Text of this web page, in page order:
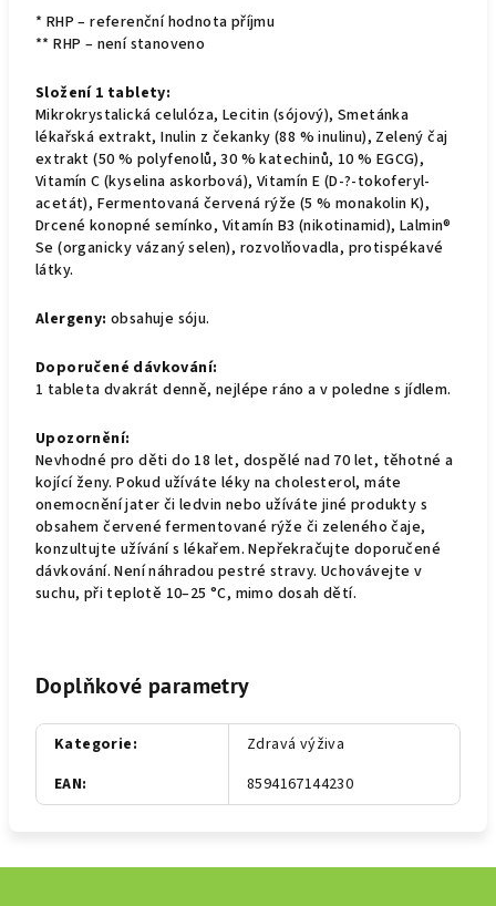
* RHP – referenční hodnota příjmu
** RHP – není stanoveno
Složení 1 tablety:
Mikrokrystalická celulóza, Lecitin (sójový), Smetánka
lékařská extrakt, Inulin z čekanky (88 % inulinu), Zelený čaj
extrakt (50 % polyfenolů, 30 % katechinů, 10 % EGCG),
Vitamín C (kyselina askorbová), Vitamín E (D-?-tokoferyl-
acetát), Fermentovaná červená rýže (5 % monakolin K),
Drcené konopné semínko, Vitamín B3 (nikotinamid), Lalmin®
Se (organicky vázaný selen), rozvolňovadla, protispékavé
látky.
Alergeny: obsahuje sóju.
Doporučené dávkování:
1 tableta dvakrát denně, nejlépe ráno a v poledne s jídlem.
Upozornění:
Nevhodné pro děti do 18 let, dospělé nad 70 let, těhotné a
kojící ženy. Pokud užíváte léky na cholesterol, máte
onemocnění jater či ledvin nebo užíváte jiné produkty s
obsahem červené fermentované rýže či zeleného čaje,
konzultujte užívání s lékařem. Nepřekračujte doporučené
dávkování. Není náhradou pestré stravy. Uchovávejte v
suchu, při teplotě 10–25 °C, mimo dosah dětí.
Doplňkové parametry
Kategorie:
Zdravá výživa
EAN: 8594167144230